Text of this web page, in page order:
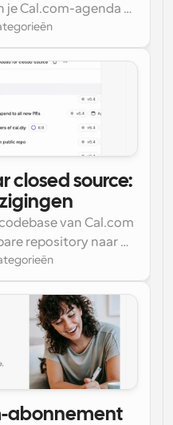
je Cal.com-agenda
er geen
worden gedeeld,
dubbele boekingen.
closed source:
van Cal.com
repository naar
repository is
als Cal.diy, de
community-
abonnement